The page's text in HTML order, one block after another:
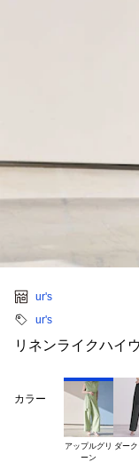
ur's
ur's
リネンライクハイ
カラー
アップルグリ ダー